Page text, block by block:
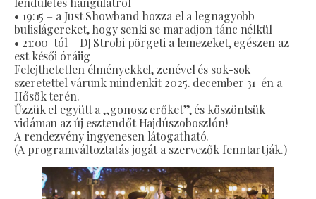
• 19:15 – a Just Showband hozza el a legnagyobb
bulislágereket, hogy senki se maradjon tánc nélkül
• 21:00-tól – DJ Strobi pörgeti a lemezeket, egészen az
est késői óráiig
Felejthetetlen élményekkel, zenével és sok-sok
szeretettel várunk mindenkit 2025. december 31-én a
Hősök terén.
Űzzük el együtt a „gonosz erőket”, és köszöntsük
vidáman az új esztendőt Hajdúszoboszlón!
A rendezvény ingyenesen látogatható.
(A programváltoztatás jogát a szervezők fenntartják.)